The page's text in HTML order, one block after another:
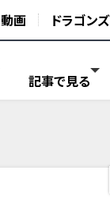
動画 ドラゴンズ
記事で見る